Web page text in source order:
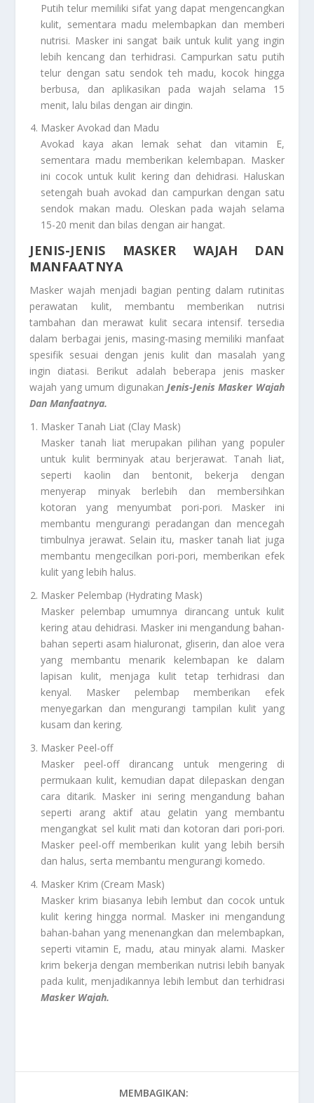
Putih telur memiliki sifat yang dapat mengencangkan
kulit, sementara madu melembapkan dan memberi
nutrisi. Masker ini sangat baik untuk kulit yang ingin
lebih kencang dan terhidrasi. Campurkan satu putih
telur dengan satu sendok teh madu, kocok hingga
berbusa, dan aplikasikan pada wajah selama 15
menit, lalu bilas dengan air dingin.
Masker Avokad dan Madu
Avokad kaya akan lemak sehat dan vitamin E,
sementara madu memberikan kelembapan. Masker
ini cocok untuk kulit kering dan dehidrasi. Haluskan
setengah buah avokad dan campurkan dengan satu
sendok makan madu. Oleskan pada wajah selama
15-20 menit dan bilas dengan air hangat.
JENIS-JENIS MASKER WAJAH DAN
MANFAATNYA
Masker wajah menjadi bagian penting dalam rutinitas
perawatan kulit, membantu memberikan nutrisi
tambahan dan merawat kulit secara intensif. tersedia
dalam berbagai jenis, masing-masing memiliki manfaat
spesifik sesuai dengan jenis kulit dan masalah yang
ingin diatasi. Berikut adalah beberapa jenis masker
wajah yang umum digunakan Jenis-Jenis Masker Wajah
Dan Manfaatnya.
Masker Tanah Liat (Clay Mask)
Masker tanah liat merupakan pilihan yang populer
untuk kulit berminyak atau berjerawat. Tanah liat,
seperti kaolin dan bentonit, bekerja dengan
menyerap minyak berlebih dan membersihkan
kotoran yang menyumbat pori-pori. Masker ini
membantu mengurangi peradangan dan mencegah
timbulnya jerawat. Selain itu, masker tanah liat juga
membantu mengecilkan pori-pori, memberikan efek
kulit yang lebih halus.
Masker Pelembap (Hydrating Mask)
Masker pelembap umumnya dirancang untuk kulit
kering atau dehidrasi. Masker ini mengandung bahan-
bahan seperti asam hialuronat, gliserin, dan aloe vera
yang membantu menarik kelembapan ke dalam
lapisan kulit, menjaga kulit tetap terhidrasi dan
kenyal. Masker pelembap memberikan efek
menyegarkan dan mengurangi tampilan kulit yang
kusam dan kering.
Masker Peel-off
Masker peel-off dirancang untuk mengering di
permukaan kulit, kemudian dapat dilepaskan dengan
cara ditarik. Masker ini sering mengandung bahan
seperti arang aktif atau gelatin yang membantu
mengangkat sel kulit mati dan kotoran dari pori-pori.
Masker peel-off memberikan kulit yang lebih bersih
dan halus, serta membantu mengurangi komedo.
Masker Krim (Cream Mask)
Masker krim biasanya lebih lembut dan cocok untuk
kulit kering hingga normal. Masker ini mengandung
bahan-bahan yang menenangkan dan melembapkan,
seperti vitamin E, madu, atau minyak alami. Masker
krim bekerja dengan memberikan nutrisi lebih banyak
pada kulit, menjadikannya lebih lembut dan terhidrasi
Masker Wajah.
MEMBAGIKAN: